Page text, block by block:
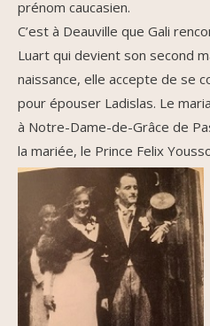
prénom caucasien.
C’est à Deauville que Gali
Luart qui devient son second
naissance, elle accepte de se
pour épouser Ladislas. Le
à Notre-Dame-de-Grâce de
la mariée, le Prince Felix